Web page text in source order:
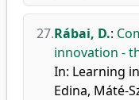
27.Rábai, D.:
innovation -
In: Learning
Edina, Máté-